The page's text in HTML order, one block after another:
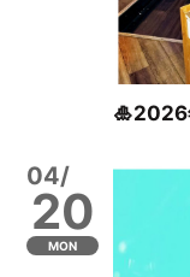
🎍2026
04/
20
MON